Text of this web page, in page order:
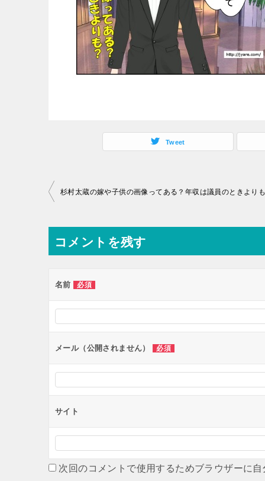
Tweet
投
ナ
ビ
ー
ョ
ン
杉村太蔵の嫁や子供の画像ってある？年収は議員のときより
コメントを残す
名前 必須
メール（公開されません） 必須
サイト
次回のコメントで使用するためブラウザーに